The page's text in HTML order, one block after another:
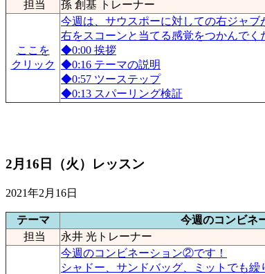
担当 孫 創基 トレーナー
ここを
クリック
今週は、サウスポーに対しての右ジャブ
右をスコーンと当てる感覚をつかんでく
◆0:00​ 挨拶
◆0:16​ テーマの説明
◆0:57​ ツーステップ
◆0:13​ スパーリング検証
2月16日（火）レッスン
2021年2月16日
テーマ
今週のコンビネ
担当
永井 光トレーナー
今週のコンビネーション②です！
シャドー、サンドバッグ、ミットでも